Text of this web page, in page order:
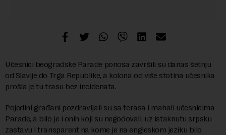
Učesnici beogradske Parade ponosa završili su danas šetnju
od Slavije do Trga Republike, a kolona od više stotina učesnika
prošla je tu trasu bez incidenata.
Pojedini građani pozdravljali su sa terasa i mahali učesnicima
Parade, a bilo je i onih koji su negodovali, uz istaknutu srpsku
zastavu i transparent na kome je na engleskom jeziku bilo